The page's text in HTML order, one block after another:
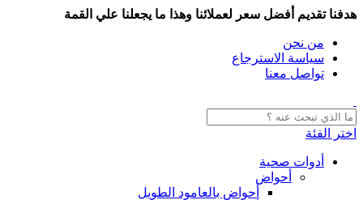
هدفنا تقديم أفضل سعر لعملائنا وهذا ما يجعلنا علي القمة
من نحن
سياسة الاسترجاع
تواصل معنا
اختر الفئة
أدوات صحية
أحواض
أحواض بالعامود الطويل